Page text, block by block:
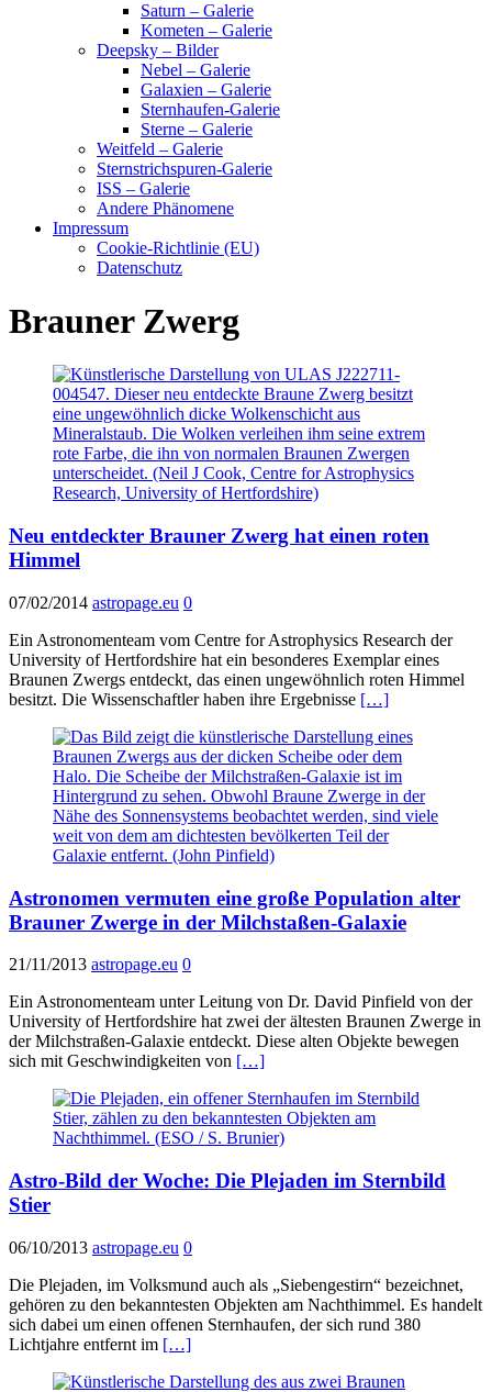
Saturn – Galerie
Kometen – Galerie
Deepsky – Bilder
Nebel – Galerie
Galaxien – Galerie
Sternhaufen-Galerie
Sterne – Galerie
Weitfeld – Galerie
Sternstrichspuren-Galerie
ISS – Galerie
Andere Phänomene
Impressum
Cookie-Richtlinie (EU)
Datenschutz
Brauner Zwerg
Neu entdeckter Brauner Zwerg hat einen roten
Himmel
07/02/2014 astropage.eu 0
Ein Astronomenteam vom Centre for Astrophysics Research der
University of Hertfordshire hat ein besonderes Exemplar eines
Braunen Zwergs entdeckt, das einen ungewöhnlich roten Himmel
besitzt. Die Wissenschaftler haben ihre Ergebnisse […]
Astronomen vermuten eine große Population alter
Brauner Zwerge in der Milchstaßen-Galaxie
21/11/2013 astropage.eu 0
Ein Astronomenteam unter Leitung von Dr. David Pinfield von der
University of Hertfordshire hat zwei der ältesten Braunen Zwerge in
der Milchstraßen-Galaxie entdeckt. Diese alten Objekte bewegen
sich mit Geschwindigkeiten von […]
Astro-Bild der Woche: Die Plejaden im Sternbild
Stier
06/10/2013 astropage.eu 0
Die Plejaden, im Volksmund auch als „Siebengestirn“ bezeichnet,
gehören zu den bekanntesten Objekten am Nachthimmel. Es handelt
sich dabei um einen offenen Sternhaufen, der sich rund 380
Lichtjahre entfernt im […]